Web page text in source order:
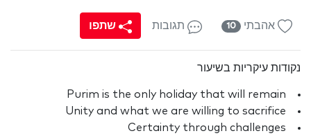
אהבתי 10 תגובות שתפו
נקודות עיקריות בשיעור
Purim is the only holiday that will remain
Unity and what we are willing to sacrifice
Certainty through challenges